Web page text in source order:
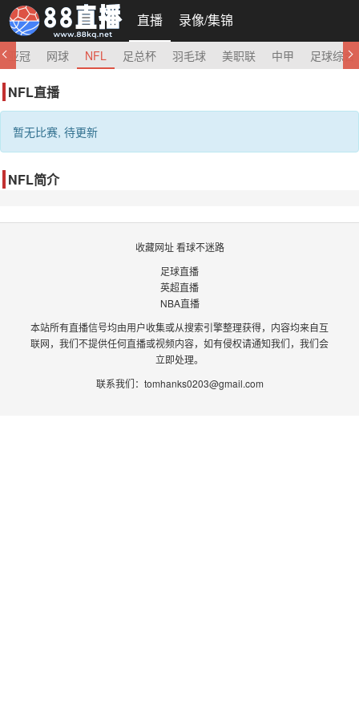
直播 录像/集锦
亚冠 网球 NFL 足总杯 羽毛球 美职联 中甲 足球综合
NFL直播
暂无比赛, 待更新
NFL简介
收藏网址 看球不迷路
足球直播
英超直播
NBA直播
本站所有直播信号均由用户收集或从搜索引擎整理获得，内容均来自互
联网，我们不提供任何直播或视频内容，如有侵权请通知我们，我们会
立即处理。
联系我们： tomhanks0203@gmail.com